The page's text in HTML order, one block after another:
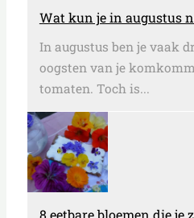
Wat kun je in augustus
In augustus ben je vaak
oogsten van je
tomaten. Toch is...
8 eetbare bloemen die